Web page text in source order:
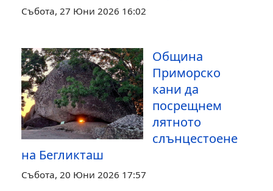
Събота, 27 Юни 2026 16:02
Община
Приморско
кани да
посрещнем
лятното
слънцестоене
на Бегликташ
Събота, 20 Юни 2026 17:57